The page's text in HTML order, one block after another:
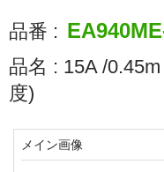
品番 :
品名 : 15A /
度)
メイン画像